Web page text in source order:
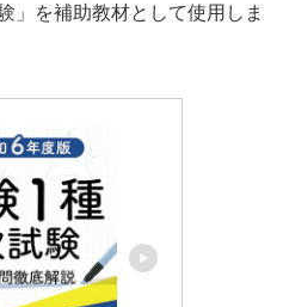
を補助教材として使用しま